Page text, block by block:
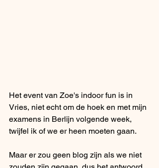
Het event van Zoe's indoor fun is in
Vries, niet echt om de hoek en met mijn
examens in Berlijn volgende week,
twijfel ik of we er heen moeten gaan.
Maar er zou geen blog zijn als we niet